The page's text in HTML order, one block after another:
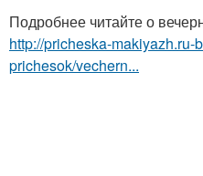
Подробнее читайте о
http://pricheska-
prichesok/vechern...